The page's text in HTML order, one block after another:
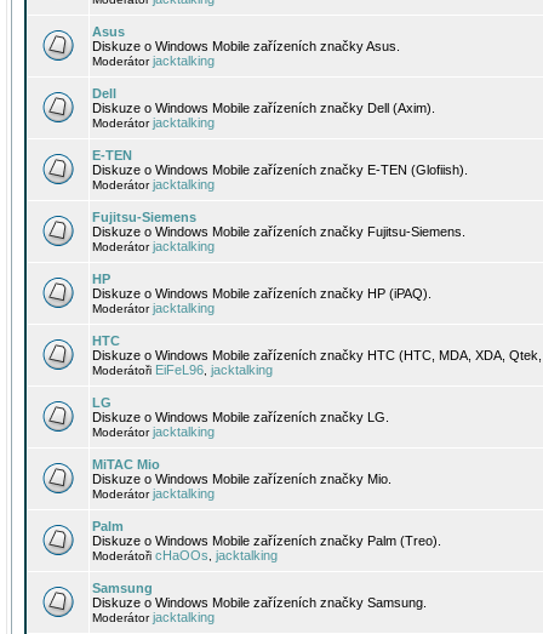
Asus
Diskuze o Windows Mobile zařízeních značky Asus.
Moderátorjacktalking
Dell
Diskuze o Windows Mobile zařízeních značky Dell (Axim).
Moderátorjacktalking
E-TEN
Diskuze o Windows Mobile zařízeních značky E-TEN (Glofiish).
Moderátorjacktalking
Fujitsu-Siemens
Diskuze o Windows Mobile zařízeních značky Fujitsu-Siemens.
Moderátorjacktalking
HP
Diskuze o Windows Mobile zařízeních značky HP (iPAQ).
Moderátorjacktalking
HTC
Diskuze o Windows Mobile zařízeních značky HTC (HTC, MDA, XDA,
Moderátoři EiFeL96 jacktalking
LG
Diskuze o Windows Mobile zařízeních značky LG.
Moderátorjacktalking
MiTAC Mio
Diskuze o Windows Mobile zařízeních značky Mio.
Moderátorjacktalking
Palm
Diskuze o Windows Mobile zařízeních značky Palm (Treo).
Moderátoři cHaOOs jacktalking
Samsung
Diskuze o Windows Mobile zařízeních značky Samsung.
Moderátorjacktalking